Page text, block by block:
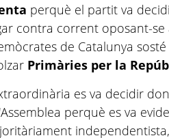
perquè el partit va
contra corrent oposant-
de Catalunya
Primàries per la
es va decidir
perquè es va